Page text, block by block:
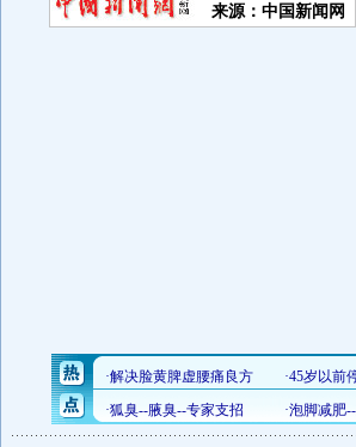
来源：中国新闻网